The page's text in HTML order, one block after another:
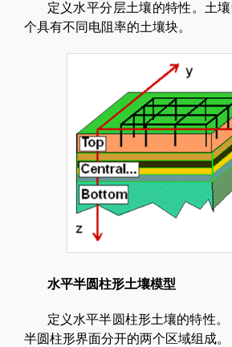
定义水平分层土壤的特性。土
个具有不同电阻率的土壤块。
水平半圆柱形土壤模型
定义水平半圆柱形土壤的特性
半圆柱形界面分开的两个区域组成。